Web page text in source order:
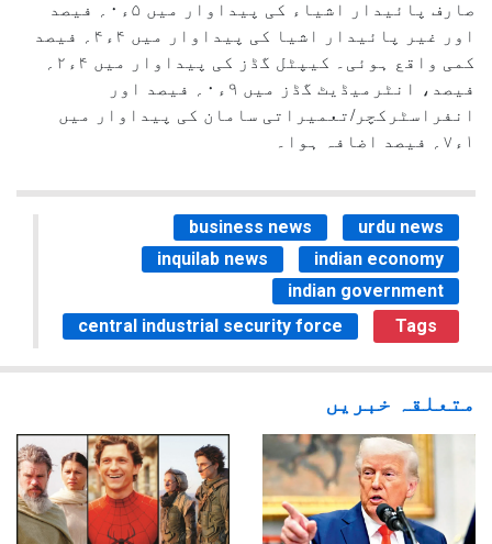
صارف پائیدار اشیاء کی پیداوار میں ۵ء۰؍ فیصد
اور غیر پائیدار اشیا کی پیداوار میں ۴ء۴؍ فیصد
فیصد، انٹرمیڈیٹ گڈز میں ۹ء۰؍ فیصد اور
انفراسٹرکچر/تعمیراتی سامان کی پیداوار میں
۱ء۷؍ فیصد اضافہ ہوا۔
business news
urdu news
inquilab news
indian economy
indian government
central industrial security force
Tags
متعلقہ خبریں